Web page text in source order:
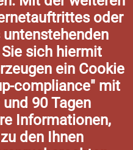
oder
sich hiermit
ein Cookie
compliance" mit
90 Tagen
Informationen,
den Ihnen